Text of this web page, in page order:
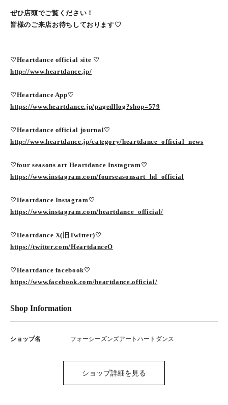
ぜひ店頭でご覧ください！
皆様のご来店お待ちしております♡
♡Heartdance official site ♡
http://www.heartdance.jp/
♡Heartdance App♡
https://www.heartdance.jp/pagedllog?shop=579
♡Heartdance official journal♡
http://www.heartdance.jp/category/heartdance_official_news
♡four seasons art Heartdance Instagram♡
https://www.instagram.com/fourseasonsart_hd_official
♡Heartdance Instagram♡
https://www.instagram.com/heartdance_official/
♡Heartdance X(旧Twitter)♡
https://twitter.com/HeartdanceO
♡Heartdance facebook♡
https://www.facebook.com/heartdance.official/
Shop Information
ショップ名 フォーシーズンズアートハートダンス
ショップ詳細を見る